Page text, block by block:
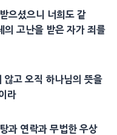
으셨으니 너희도 같
의 고난을 받은 자가 죄를
않고 오직 하나님의 뜻을
라
과 연락과 무법한 우상